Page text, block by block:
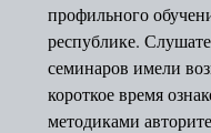
профильного
республике.
семинаров имели
короткое время
методиками